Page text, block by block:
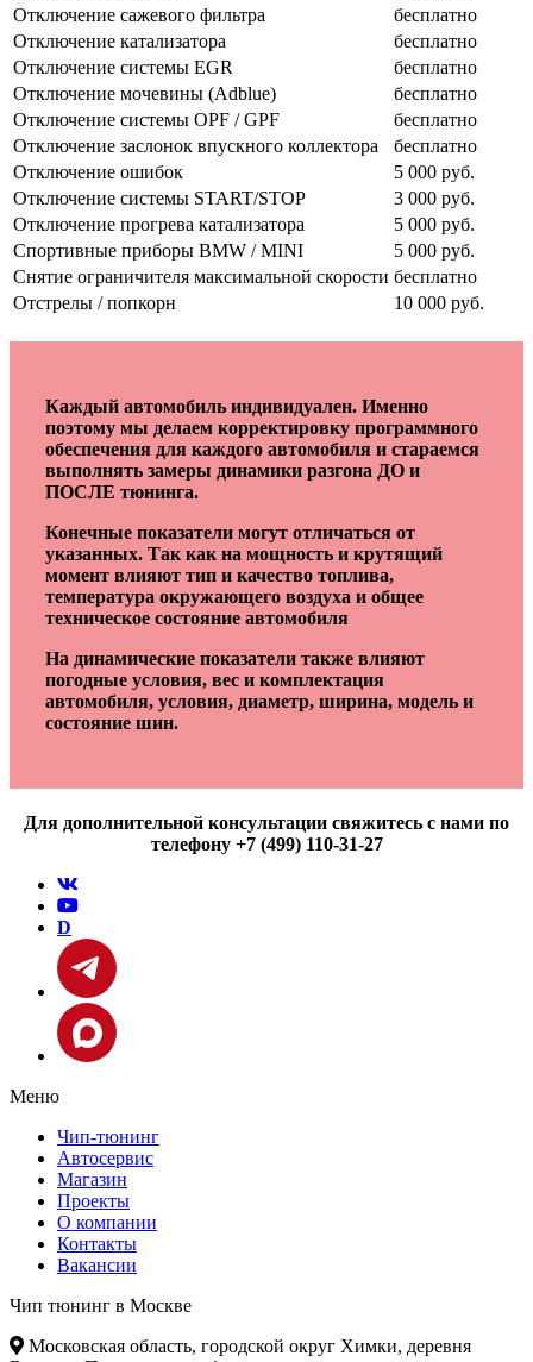
Отключение сажевого фильтра
бесплатно
Отключение катализатора
бесплатно
Отключение системы EGR
бесплатно
Отключение мочевины (Adblue)
бесплатно
Отключение системы OPF / GPF
бесплатно
Отключение заслонок впускного коллектора
бесплатно
Отключение ошибок
5 000 руб.
Отключение системы START/STOP
3 000 руб.
Отключение прогрева катализатора
5 000 руб.
Спортивные приборы BMW / MINI
5 000 руб.
Снятие ограничителя максимальной скорости бесплатно
Отстрелы / попкорн
10 000 руб.
Каждый автомобиль индивидуален. Именно
поэтому мы делаем корректировку программного
обеспечения для каждого автомобиля и стараемся
выполнять замеры динамики разгона ДО и
ПОСЛЕ тюнинга.
Конечные показатели могут отличаться от
указанных. Так как на мощность и крутящий
момент влияют тип и качество топлива,
температура окружающего воздуха и общее
техническое состояние автомобиля
На динамические показатели также влияют
погодные условия, вес и комплектация
автомобиля, условия, диаметр, ширина, модель и
состояние шин.
Для дополнительной консультации свяжитесь с нами по
телефону +7 (499) 110-31-27
D
Меню
Чип-тюнинг
Автосервис
Магазин
Проекты
О компании
Контакты
Вакансии
Чип тюнинг в Москве
Московская область, городской округ Химки, деревня